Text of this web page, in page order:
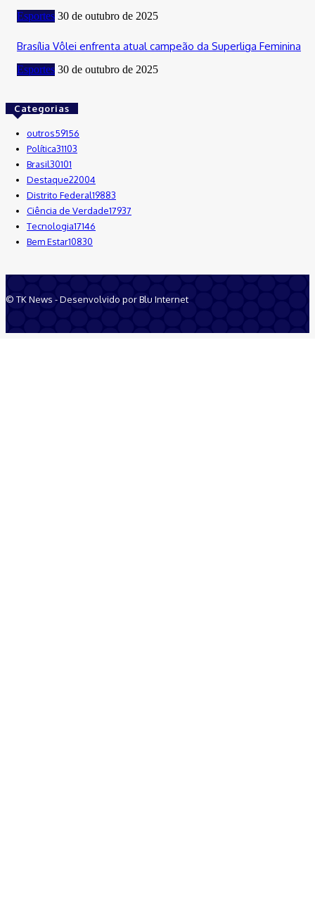
Esportes 30 de outubro de 2025
Brasília Vôlei enfrenta atual campeão da Superliga Feminina
Esportes 30 de outubro de 2025
Categorias
outros59156
Política31103
Brasil30101
Destaque22004
Distrito Federal19883
Ciência de Verdade17937
Tecnologia17146
Bem Estar10830
© TK News - Desenvolvido por Blu Internet